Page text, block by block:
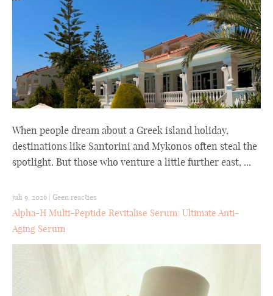
When people dream about a Greek island holiday,
destinations like Santorini and Mykonos often steal the
spotlight. But those who venture a little further east, ...
juli 9, 2026 Geen reacties
Alpha-H Multi-Peptide Revitalise Serum: Ultimate Anti-
Aging Serum